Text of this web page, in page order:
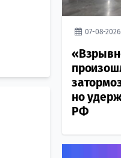
07-08-2026
но
РФ